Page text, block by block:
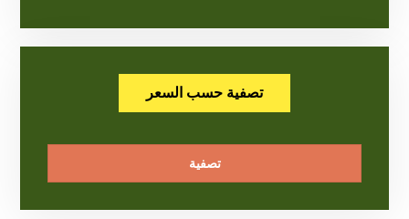
تصفية حسب السعر
تصفية